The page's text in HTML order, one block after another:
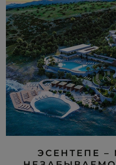
ЭСЕНТЕПЕ –